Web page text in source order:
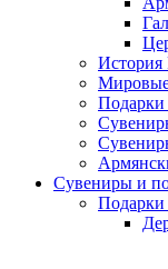
История
Мировые
Подарки
Сувениры и